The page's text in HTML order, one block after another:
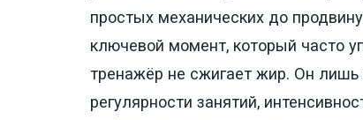
простых механических до
ключевой момент, который часто
тренажёр не сжигает жир. Он лишь
регулярности занятий,